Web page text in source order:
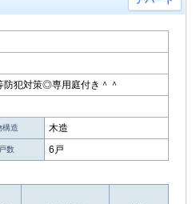
犯対策◎専用庭付き＾＾
構造 木造
数 6戸